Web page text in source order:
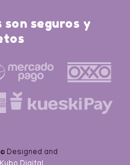
son seguros y
Designed and